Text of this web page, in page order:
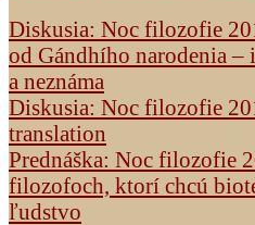
Diskusia: Noc filozofie
od Gándhího narodenia
a neznáma
Diskusia: Noc filozofie
translation
Prednáška: Noc filozofie
filozofoch, ktorí chcú
ľudstvo